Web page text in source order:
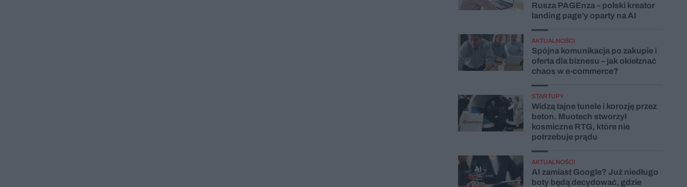
Rusza PAGEnza – polski kreator
landing page’y oparty na AI
AKTUALNOŚCI
Spójna komunikacja po zakupie i
oferta dla biznesu – jak okiełznać
chaos w e-commerce?
STARTUPY
Widzą tajne tunele i korozję przez
beton. Muotech stworzył
kosmiczne RTG, które nie
potrzebuje prądu
AKTUALNOŚCI
AI zamiast Google? Już niedługo
boty będą decydować, gdzie